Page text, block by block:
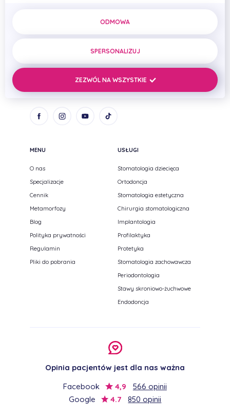
ul. Zenitowa 15
NIP: 8133005093
REGON: 690669384
MENU
O nas
Specjalizacje
Cennik
Metamorfozy
Blog
Polityka prywatności
Regulamin
Pliki do pobrania
USŁUGI
Stomatologia dziecięca
Ortodoncja
Stomatologia estetyczna
Chirurgia stomatologiczna
Implantologia
Profilaktyka
Protetyka
Stomatologia zachowawcza
Periodontologia
Stawy skroniowo-żuchwowe
Endodoncja
Opinia pacjentów jest dla nas ważna
Facebook
4,9
566 opinii
Google
4.7 850 opinii
ODMOWA
SPERSONALIZUJ
ZEZWÓL NA WSZYSTKIE